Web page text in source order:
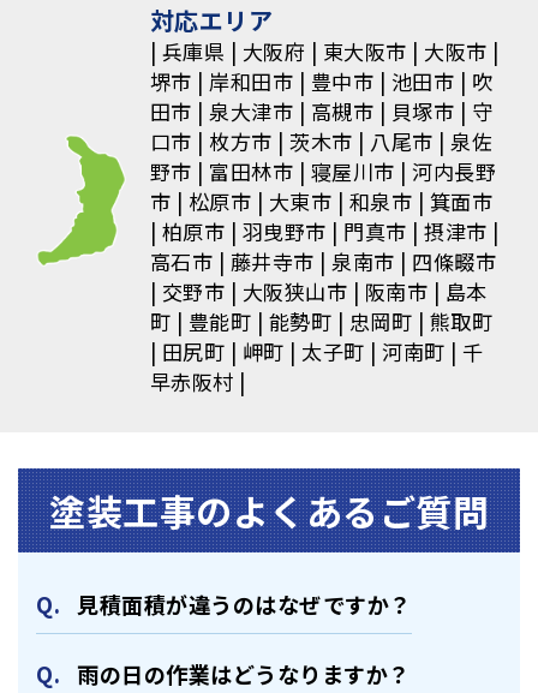
対応エリア
兵庫県 大阪府 東大阪市
大阪市
堺市
岸和田市 豊中市 池田市
吹
田市
泉大津市 高槻市 貝塚市
守
口市
枚方市 茨木市 八尾市
泉佐
野市
富田林市 寝屋川市
河内長野
市
松原市 大東市 和泉市 箕面市
柏原市 羽曳野市 門真市
摂津市
高石市
藤井寺市 泉南市
四條畷市
交野市
大阪狭山市 阪南市
島本
町
豊能町 能勢町 忠岡町 熊取町
田尻町
岬町 太子町 河南町
千
早赤阪村
塗装⼯事のよくあるご質問
⾒積⾯積が違うのはなぜですか？
⾬の日の作業はどうなりますか？